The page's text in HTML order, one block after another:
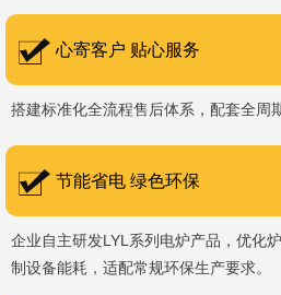
书编号：202207080）、河南省
科技促生产，以质量创品牌，以品牌创
国内外新老客户前来参观洽谈，让我们
来！洛阳新安工厂视频洛阳高新工厂视
心寄客户 贴心服务
搭建标准化全流程售后体系，配套全周
节能省电 绿色环保
企业自主研发LYL系列电炉产品，优化
制设备能耗，适配常规环保生产要求。